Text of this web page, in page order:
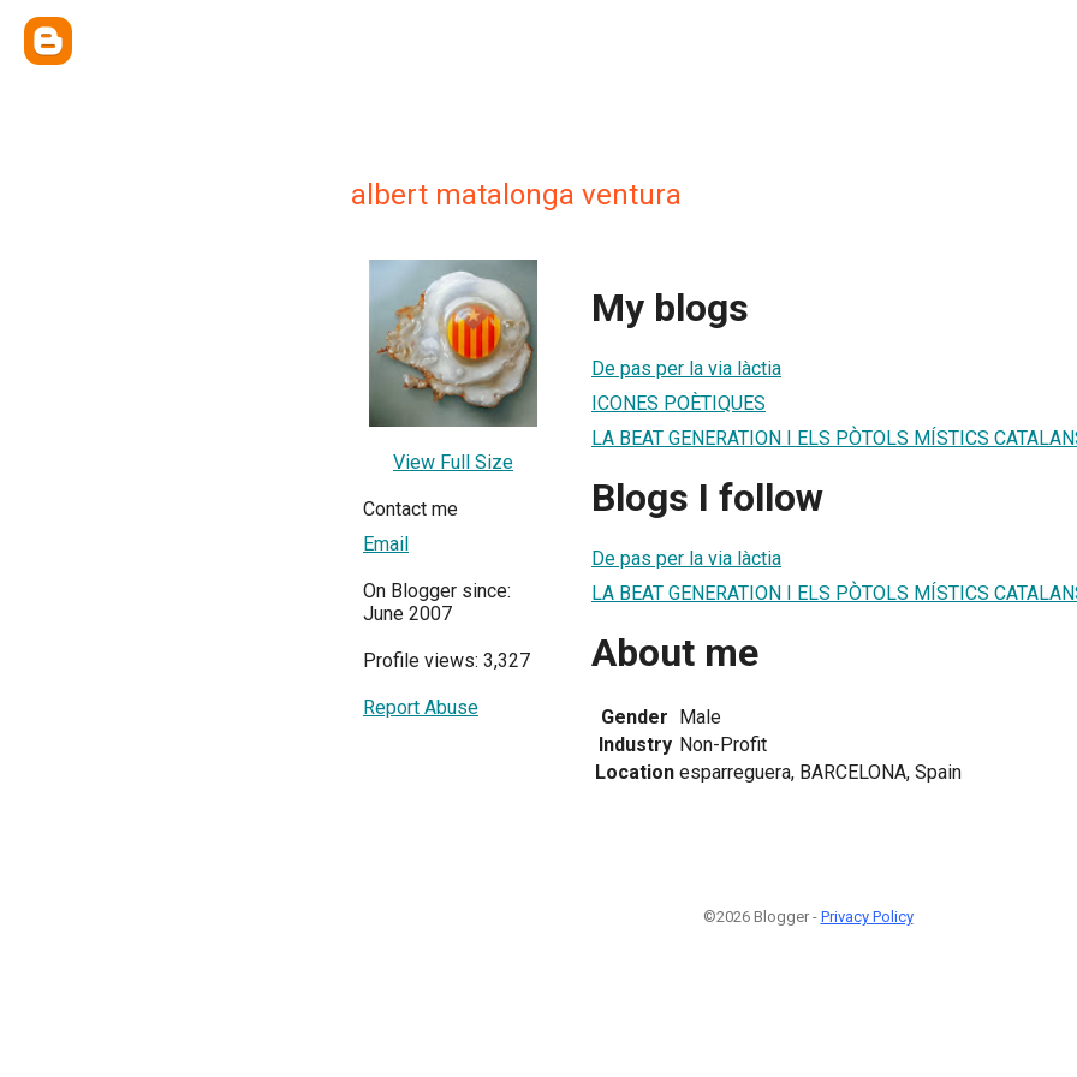
albert matalonga ventura
View Full Size
Contact me
Email
On Blogger since:
June 2007
Profile views: 3,327
Report Abuse
My blogs
De pas per la via làctia
ICONES POÈTIQUES
LA BEAT GENERATION I ELS PÒTOLS MÍSTICS
Blogs I follow
De pas per la via làctia
LA BEAT GENERATION I ELS PÒTOLS MÍSTICS
About me
Gender Male
Industry Non-Profit
Location esparreguera, BARCELONA, Spain
©2026 Blogger - Privacy Policy